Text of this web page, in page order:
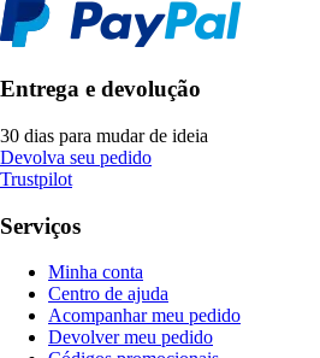
Entrega e devolução
30 dias para mudar de ideia
Devolva seu pedido
Trustpilot
Serviços
Minha conta
Centro de ajuda
Acompanhar meu pedido
Devolver meu pedido